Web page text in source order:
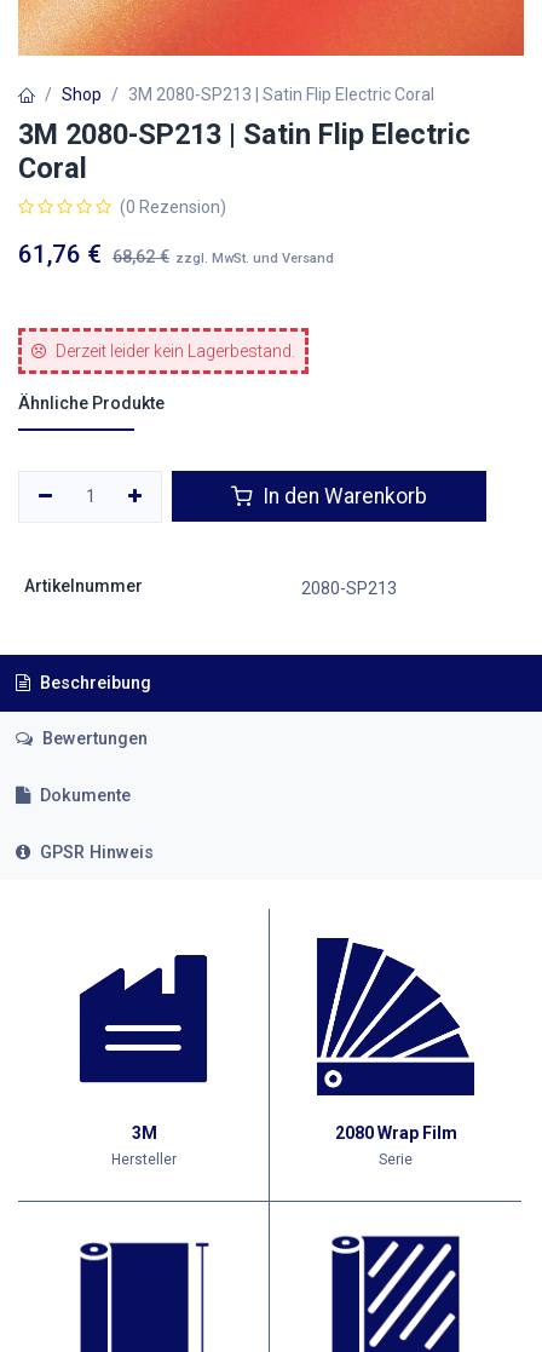
Shop 3M 2080-SP213 | Satin Flip Electric Coral
3M 2080-SP213 | Satin Flip Electric
Coral
(0 Rezension)
61,76 € 68,62€ zzgl. MwSt. und Versand
Derzeit leider kein Lagerbestand.
Ähnliche Produkte
In den Warenkorb
Artikelnummer 2080-SP213
Beschreibung
Bewertungen
Dokumente
GPSR Hinweis
3M
Hersteller
2080 Wrap Film
Serie